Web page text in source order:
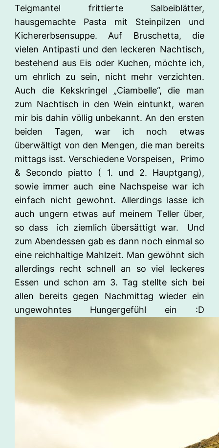
Teigmantel frittierte Salbeiblätter,
hausgemachte Pasta mit Steinpilzen und
Kichererbsensuppe. Auf Bruschetta, die
vielen Antipasti und den leckeren Nachtisch,
bestehend aus Eis oder Kuchen, möchte ich,
um ehrlich zu sein, nicht mehr verzichten.
Auch die Kekskringel „Ciambelle“, die man
zum Nachtisch in den Wein eintunkt, waren
mir bis dahin völlig unbekannt. An den ersten
beiden Tagen, war ich noch etwas
überwältigt von den Mengen, die man bereits
mittags isst. Verschiedene Vorspeisen, Primo
& Secondo piatto ( 1. und 2. Hauptgang),
sowie immer auch eine Nachspeise war ich
einfach nicht gewohnt. Allerdings lasse ich
auch ungern etwas auf meinem Teller über,
so dass ich ziemlich übersättigt war. Und
zum Abendessen gab es dann noch einmal so
eine reichhaltige Mahlzeit. Man gewöhnt sich
allerdings recht schnell an so viel leckeres
Essen und schon am 3. Tag stellte sich bei
allen bereits gegen Nachmittag wieder ein
ungewohntes Hungergefühl ein :D